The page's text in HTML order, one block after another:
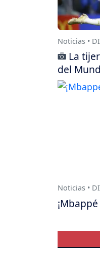
Noticias •
La
del
Noticias •